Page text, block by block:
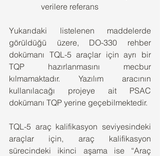
verilere referans
Yukarıdaki listelenen maddelerde
görüldüğü üzere, DO-330 rehber
dokümanı TQL-5 araçlar için ayrı bir
TQP hazırlanmasını mecbur
kılmamaktadır. Yazılım aracının
kullanılacağı projeye ait PSAC
dokümanı TQP yerine geçebilmektedir.
TQL-5 araç kalifikasyon seviyesindeki
araçlar için, araç kalifikasyon
sürecindeki ikinci aşama ise “Araç